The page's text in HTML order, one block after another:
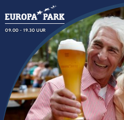
09.00 - 19.30 UUR